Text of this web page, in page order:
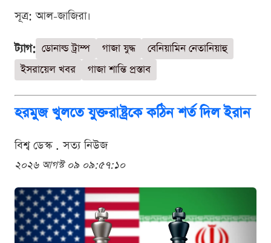
সূত্র: আল-জাজিরা।
ট্যাগ: ডোনাল্ড ট্রাম্প গাজা যুদ্ধ
বেনিয়ামিন নেতানিয়াহু
ইসরায়েল খবর
গাজা শান্তি প্রস্তাব
হরমুজ খুলতে যুক্তরাষ্ট্রকে কঠিন শর্ত দিল ইরান
বিশ্ব ডেস্ক . সত্য নিউজ
২০২৬ আগস্ট ০৯ ০৯:৫৭:১০